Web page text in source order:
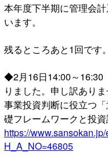
本年度下半期に管理会
います。
残るところあと1回です。
◆2月16日14:00～16:30
りました。申し訳ありま
事業投資判断に役立つ
礎フレームワークと投
https://
H_A_NO=46805